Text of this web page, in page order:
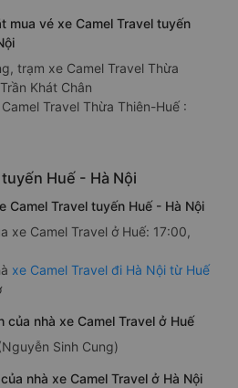
mua vé xe Camel Travel tuyến
trạm xe Camel Travel Thừa
Khát Chân
Travel Thừa Thiên-Huế :
Huế - Hà Nội
Camel Travel tuyến Huế - Hà Nội
xe Camel Travel ở Huế: 17:00,
xe Camel Travel đi Hà Nội từ Huế
của nhà xe Camel Travel ở Huế
Sinh Cung)
nhà xe Camel Travel ở Hà Nội